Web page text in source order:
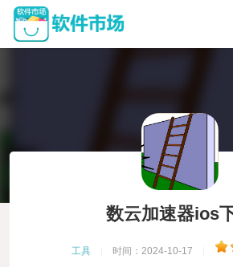
数云加速器ios
工具 时间：2024-10-17